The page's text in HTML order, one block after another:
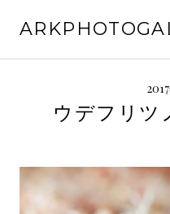
ウデフリツ